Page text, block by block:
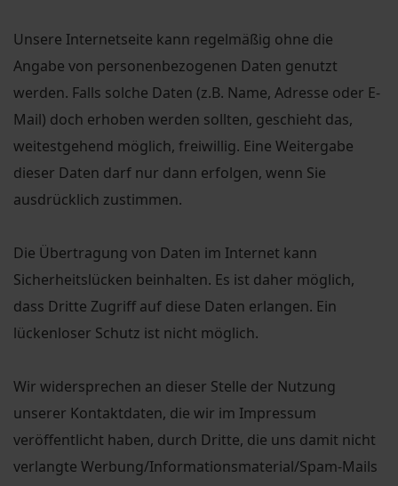
Unsere Internetseite kann regelmäßig ohne die
Angabe von personenbezogenen Daten genutzt
werden. Falls solche Daten (z.B. Name, Adresse oder E-
Mail) doch erhoben werden sollten, geschieht das,
weitestgehend möglich, freiwillig. Eine Weitergabe
dieser Daten darf nur dann erfolgen, wenn Sie
ausdrücklich zustimmen.
Die Übertragung von Daten im Internet kann
Sicherheitslücken beinhalten. Es ist daher möglich,
dass Dritte Zugriff auf diese Daten erlangen. Ein
lückenloser Schutz ist nicht möglich.
Wir widersprechen an dieser Stelle der Nutzung
unserer Kontaktdaten, die wir im Impressum
veröffentlicht haben, durch Dritte, die uns damit nicht
verlangte Werbung/Informationsmaterial/Spam-Mails